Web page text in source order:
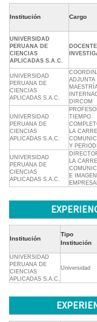
Institución Cargo
UNIVERSIDAD
PERUANA DE
CIENCIAS
APLICADAS S.A.C.
UNIVERSIDAD
PERUANA DE
CIENCIAS
APLICADAS S.A.C.
ADJUNTA
DIRCOM
UNIVERSIDAD
PERUANA DE
CIENCIAS
APLICADAS S.A.C.
TIEMPO
LA
Y
UNIVERSIDAD
PERUANA DE
CIENCIAS
APLICADAS S.A.C.
LA
E IMAGEN
Institución
Tipo
Institución
UNIVERSIDAD
PERUANA DE
CIENCIAS
APLICADAS S.A.C.
Universidad